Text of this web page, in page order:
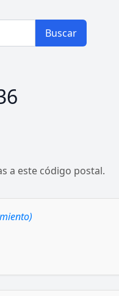
Buscar
a este código postal.